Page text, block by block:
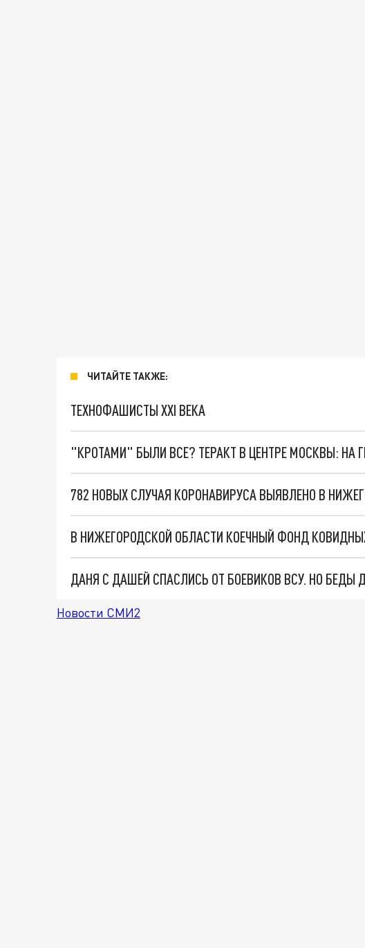
ЧИТАЙТЕ ТАКЖЕ:
ТЕХНОФАШИСТЫ XXI ВЕКА
"КРОТАМИ" БЫЛИ ВСЕ? ТЕРАКТ В ЦЕНТРЕ МОСКВЫ:
782 НОВЫХ СЛУЧАЯ КОРОНАВИРУСА ВЫЯВЛЕНО В
ДАНЯ С ДАШЕЙ СПАСЛИСЬ ОТ БОЕВИКОВ ВСУ. НО
Новости СМИ2